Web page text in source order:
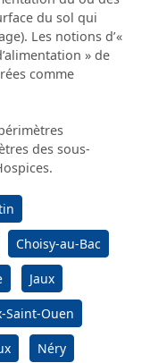
du sol qui
Les notions d’«
» de
comme
des sous-
Choisy-au-Bac
Jaux
Saint-Ouen
Néry